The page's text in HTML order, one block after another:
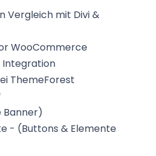
Vergleich mit Divi &
WooCommerce
Integration
ThemeForest
Banner)
- (Buttons & Elemente